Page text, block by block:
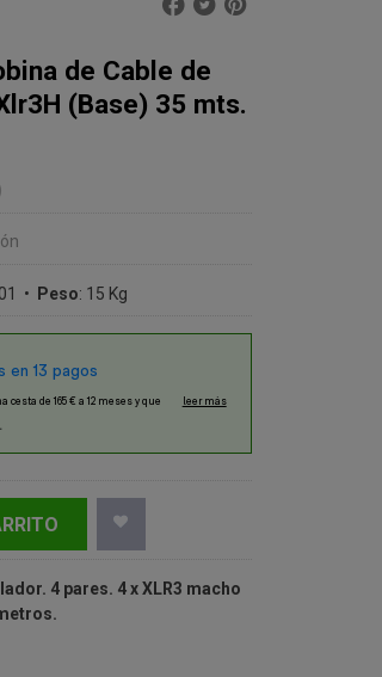
de Cable de
(Base) 35 mts.
• Peso: 15 Kg
4 pares. 4 x XLR3 macho